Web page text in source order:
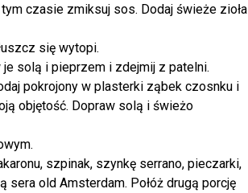
czasie zmiksuj sos. Dodaj świeże zioła
się wytopi.
solą i pieprzem i zdejmij z patelni.
pokrojony w plasterki ząbek czosnku i
objętość. Dopraw solą i świeżo
szpinak, szynkę serrano, pieczarki,
sera old Amsterdam. Połóż drugą porcję